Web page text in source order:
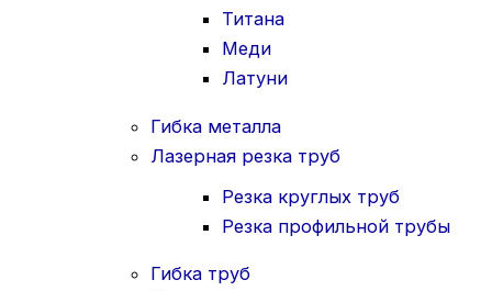
Титана
Меди
Латуни
Гибка металла
Лазерная резка труб
Резка круглых труб
Резка профильной трубы
Гибка труб